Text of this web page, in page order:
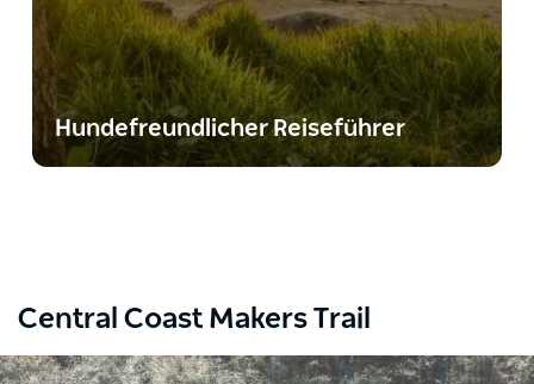
Hundefreundlicher Reiseführer
Central Coast Makers Trail